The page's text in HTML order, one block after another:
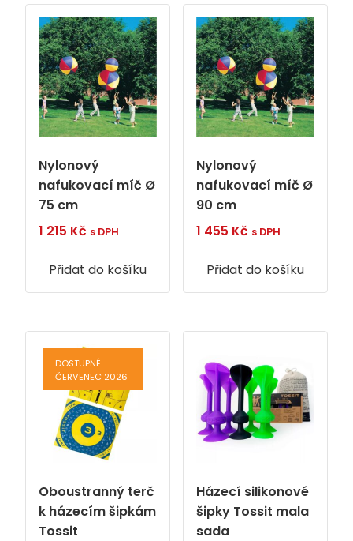
Nylonový
nafukovací míč Ø
75 cm
1 215 Kč s DPH
Přidat do košíku
Nylonový
nafukovací míč Ø
90 cm
1 455 Kč s DPH
Přidat do košíku
DOSTUPNÉ
ČERVENEC 2026
Oboustranný terč
k házecím šipkám
Tossit
Házecí silikonové
šipky Tossit mala
sada